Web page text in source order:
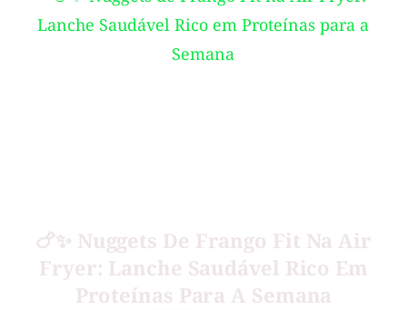
🍗✨ Nuggets De Frango Fit Na Air
Fryer: Lanche Saudável Rico Em
Proteínas Para A Semana